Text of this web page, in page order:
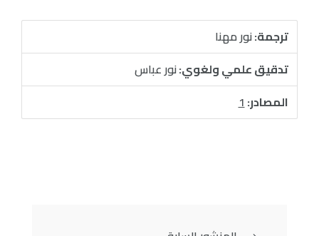
ترجمة:نور مهنا
تدقيق علمي ولغوي:نور عباس
المصادر:1